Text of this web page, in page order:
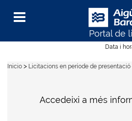
Data i
Portal de
Menu
Accedeixi a més
Inicio > Licitacions en període de